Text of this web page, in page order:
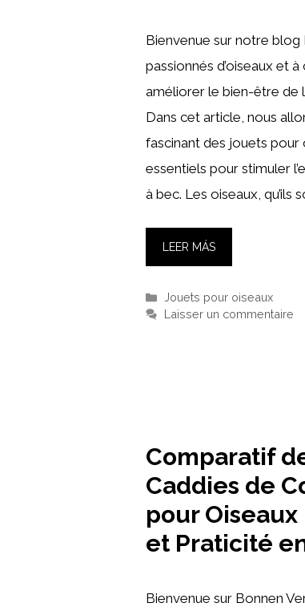
Bienvenue sur notre
passionnés d’oiseaux et
améliorer le bien-être de
Dans cet article, nous
fascinant des jouets pour
essentiels pour stimuler
à bec. Les oiseaux, qu’ils
LEER MÁS
Catégories
Jouets pour oiseaux
Laisser un commentaire
Comparatif
Caddies de
pour
et Praticité
Bienvenue sur Bonnen